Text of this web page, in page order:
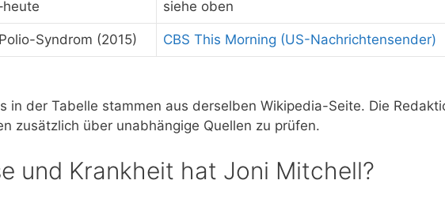
siehe oben
Syndrom (2015) CBS This Morning (US-Nachrichtensender)
in der Tabelle stammen aus derselben Wikipedia-Seite. Die
zusätzlich über unabhängige Quellen zu prüfen.
und Krankheit hat Joni Mitchell?